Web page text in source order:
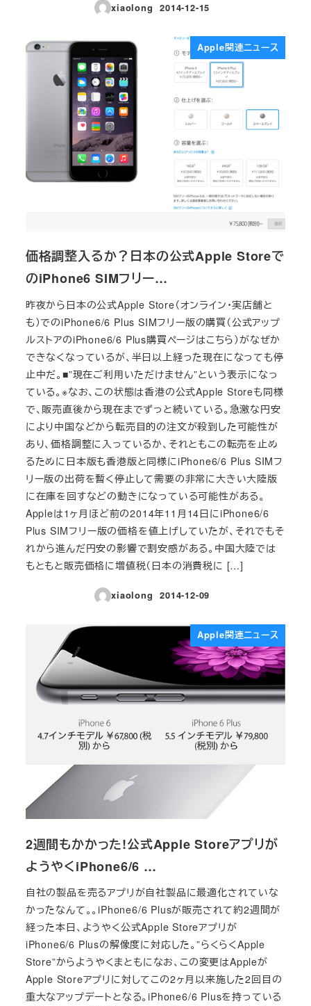
xiaolong
投稿日
2014-12-15
Apple関連ニュース
価格調整入るか？日本の公式Apple Storeで
のiPhone6 SIMフリー…
昨夜から日本の公式Apple Store（オンライン・実店舗と
も）でのiPhone6/6 Plus SIMフリー版の購買（公式アップ
ルストアのiPhone6/6 Plus購買ページはこちら）がなぜか
できなくなっているが、半日以上経った現在になっても停
止中だ。■”現在ご利用いただけません”という表示になっ
ている。※なお、この状態は香港の公式Apple Storeも同様
で、販売直後から現在までずっと続いている。急激な円安
により中国などから転売目的の注文が殺到した可能性が
あり、価格調整に入っているか、それともこの転売を止め
るために日本版も香港版と同様にiPhone6/6 Plus SIMフ
リー版の出荷を暫く停止して需要の非常に大きい大陸版
に在庫を回すなどの動きになっている可能性がある。
Appleは1ヶ月ほど前の2014年11月14日にiPhone6/6
Plus SIMフリー版の価格を値上げしていたが、それでもそ
れから進んだ円安の影響で割安感がある。中国大陸では
もともと販売価格に増値税（日本の消費税に […]
xiaolong
投稿日
2014-12-09
Apple関連ニュース
2週間もかかった!公式Apple Storeアプリが
ようやくiPhone6/6 …
自社の製品を売るアプリが自社製品に最適化されていな
かったなんて。。iPhone6/6 Plusが販売されて約2週間が
経った本日、ようやく公式Apple Storeアプリが
iPhone6/6 Plusの解像度に対応した。”らくらくApple
Store”からようやくまともになお、この変更はAppleが
Apple Storeアプリに対してこの2ヶ月以来施した2回目の
重大なアップデートとなる。iPhone6/6 Plusを持っている